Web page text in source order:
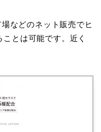
などのネット販売でヒ
とは可能です。近く